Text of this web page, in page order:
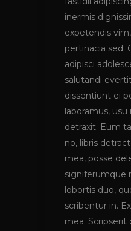
inermis
expetendis
pertinacia sed.
adipisci
salutandi
dissentiunt ei
laboramus,
detraxit. Eum
no, libris
mea, posse
signiferumque
lobortis duo,
scribentur in.
mea. Scripserit